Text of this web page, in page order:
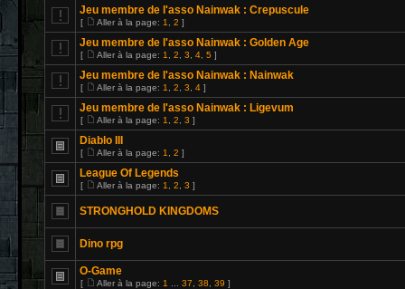
Jeu membre de l'asso Nainwak : Crepuscule
[ Aller à la page: 1 2 ]
Jeu membre de l'asso Nainwak : Golden Age
[ Aller à la page: 1 2 3 4 5 ]
Jeu membre de l'asso Nainwak : Nainwak
[ Aller à la page: 1 2 3 4 ]
Jeu membre de l'asso Nainwak : Ligevum
[ Aller à la page: 1 2 3 ]
Diablo III
[ Aller à la page: 1 2 ]
League Of Legends
[ Aller à la page: 1 2 3 ]
STRONGHOLD KINGDOMS
Dino rpg
O-Game
[ Aller à la page: 1 37 38 39 ]